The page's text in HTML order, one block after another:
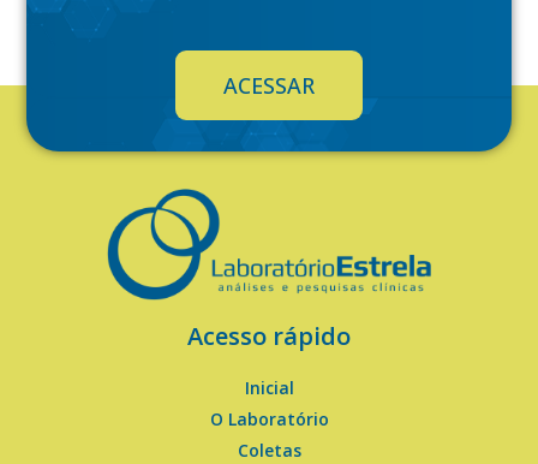
ACESSAR
Acesso rápido
Inicial
O Laboratório
Coletas